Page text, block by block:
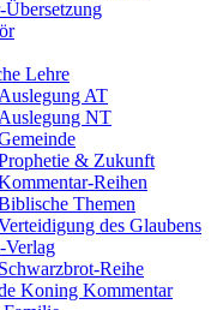
Lehre
Auslegung AT
Auslegung NT
& Zukunft
Reihen
Themen
des Glaubens
Verlag
Schwarzbrot-Reihe
Koning Kommentar